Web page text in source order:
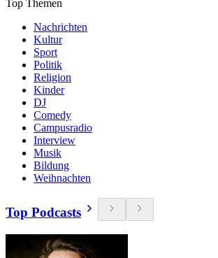
Top Themen
Nachrichten
Kultur
Sport
Politik
Religion
Kinder
DJ
Comedy
Campusradio
Interview
Musik
Bildung
Weihnachten
Top Podcasts